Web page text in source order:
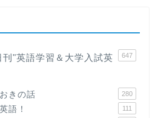
"英語学習＆大学入試英
647
きの話 280
語！ 111